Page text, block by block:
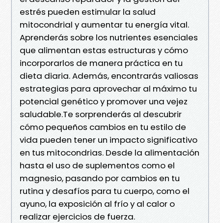
estrés pueden estimular la salud
mitocondrial y aumentar tu energía vital.
Aprenderás sobre los nutrientes esenciales
que alimentan estas estructuras y cómo
incorporarlos de manera práctica en tu
dieta diaria. Además, encontrarás valiosas
estrategias para aprovechar al máximo tu
potencial genético y promover una vejez
saludable.Te sorprenderás al descubrir
cómo pequeños cambios en tu estilo de
vida pueden tener un impacto significativo
en tus mitocondrias. Desde la alimentación
hasta el uso de suplementos como el
magnesio, pasando por cambios en tu
rutina y desafíos para tu cuerpo, como el
ayuno, la exposición al frío y al calor o
realizar ejercicios de fuerza.